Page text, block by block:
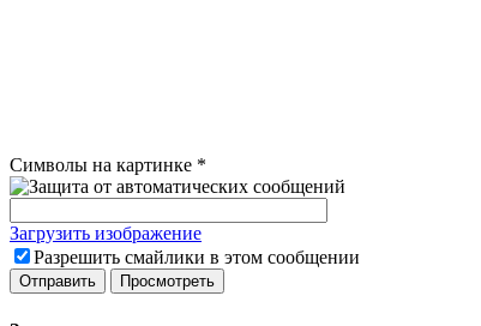
Символы на картинке *
Загрузить изображение
Разрешить смайлики в этом сообщении